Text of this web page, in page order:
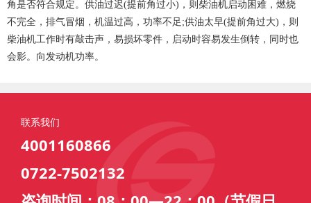
角是否符合规定。供油过迟(提前角过小)，则柴油机启动困难，燃烧
不完全，排气冒烟，机温过高，功率不足;供油太早(提前角过大)，则
柴油机工作时有敲击声，易损坏零件，启动时容易发生倒转，同时也
会影。向发动机功率。
联系我们
4001160866
0722-7502132